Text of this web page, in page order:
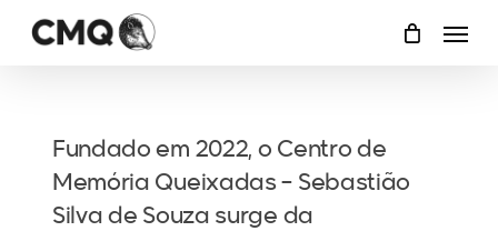
Menu
Fundado em 2022, o Centro de
Memória Queixadas – Sebastião
Silva de Souza surge da